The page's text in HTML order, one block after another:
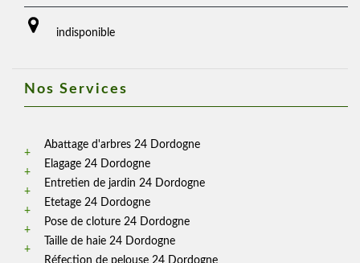
indisponible
Nos Services
Abattage d'arbres 24 Dordogne
Elagage 24 Dordogne
Entretien de jardin 24 Dordogne
Etetage 24 Dordogne
Pose de cloture 24 Dordogne
Taille de haie 24 Dordogne